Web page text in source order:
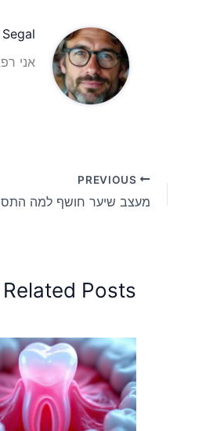
אני רפאל, בן 42, וכותב תוכן דיגיטלי
Related Posts